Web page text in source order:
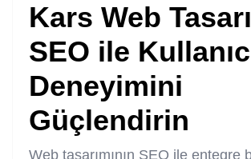
Kars Web
SEO ile
Deneyimini
Güçlendirin
Web tasarımının SEO ile entegre